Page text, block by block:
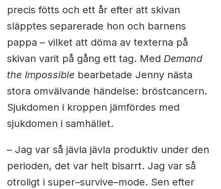
precis fötts och ett år efter att skivan
släpptes separerade hon och barnens
pappa – vilket att döma av texterna på
skivan varit på gång ett tag. Med Demand
the Impossiblebearbetade Jenny nästa
stora omvälvande händelse: bröstcancern.
Sjukdomen i kroppen jämfördes med
sjukdomen i samhället.
– Jag var så jävla jävla produktiv under den
perioden, det var helt bisarrt. Jag var så
otroligt i super–survive–mode. Sen efter